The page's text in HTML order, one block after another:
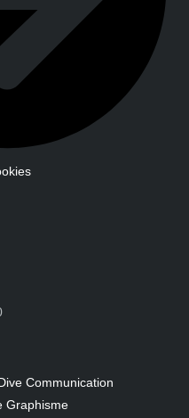
Communication
Graphisme